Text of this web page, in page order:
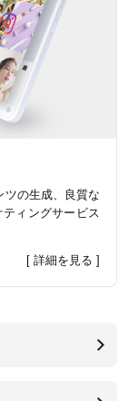
ツの生成、良質な
ィングサービス
[ 詳細を見る ]